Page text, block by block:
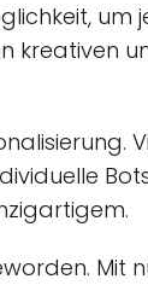
um
kreativen
Mit